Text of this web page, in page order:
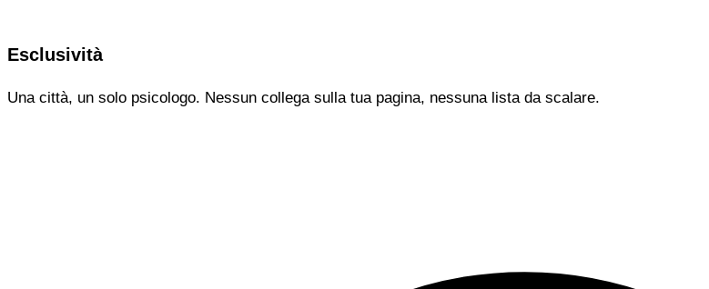
Esclusività
Una città, un solo psicologo. Nessun collega sulla tua pagina, nessuna lista da scalare.